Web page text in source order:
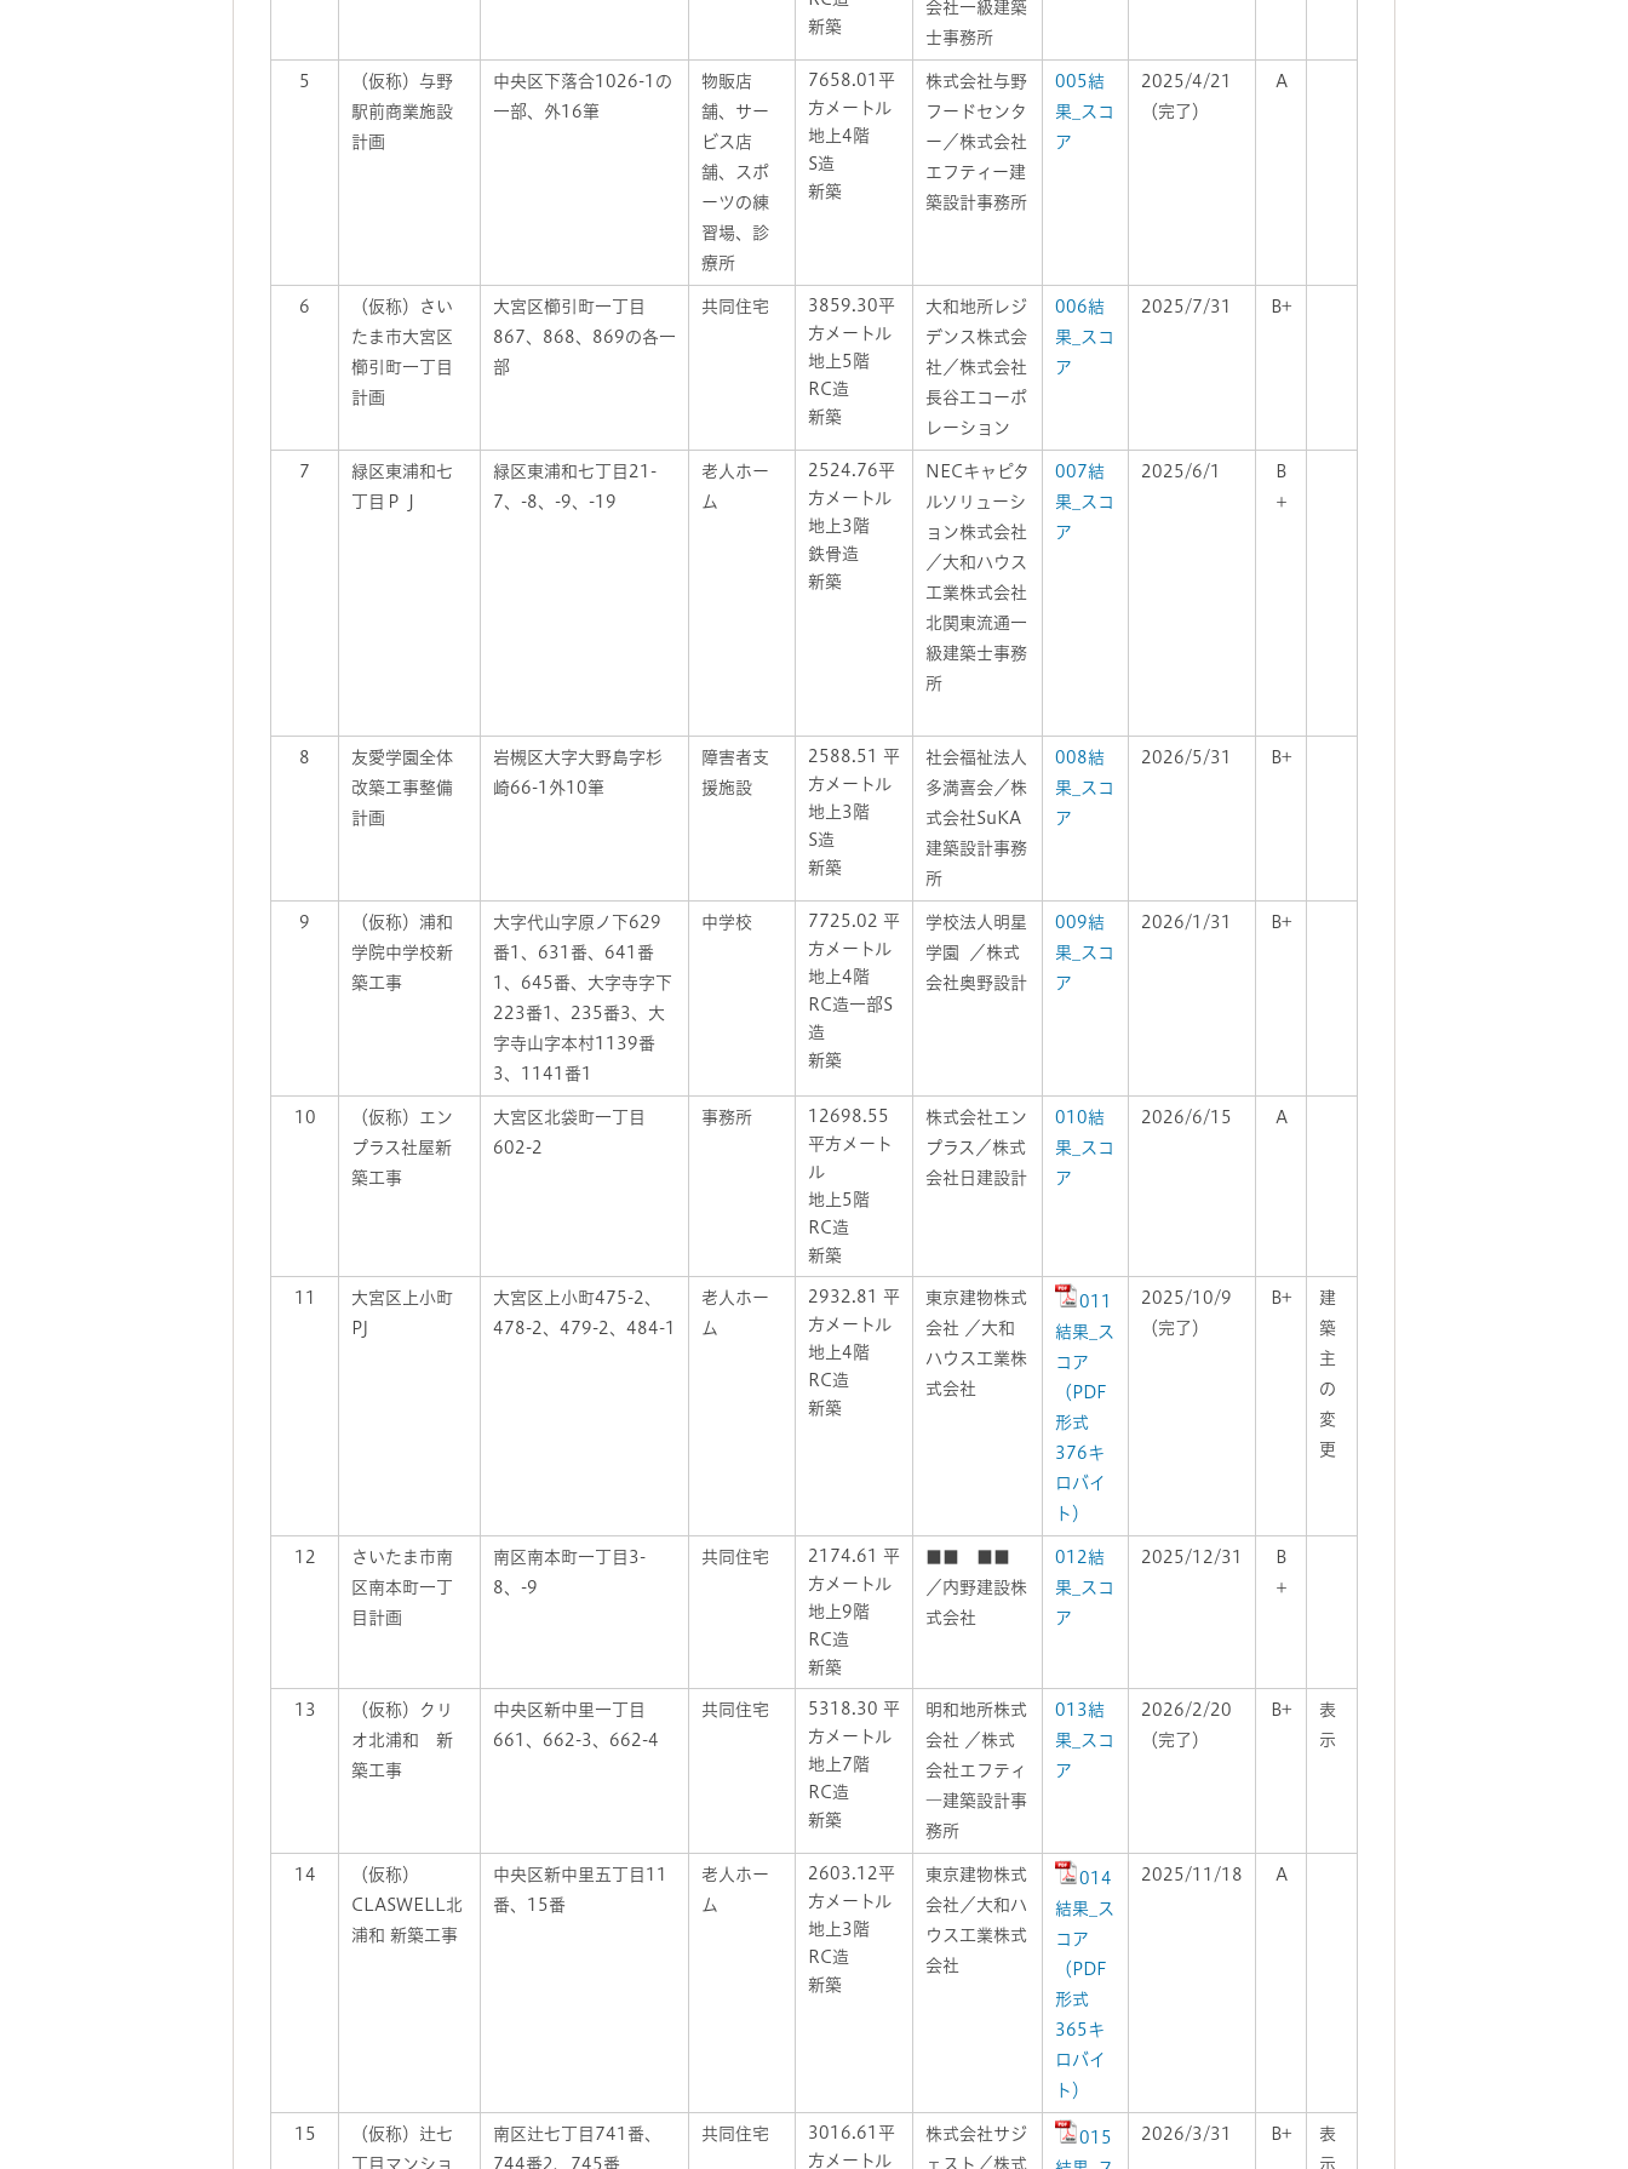
新築
会社一級建築
士事務所
5
（仮称）与野
駅前商業施設
計画
中央区下落合1026-1の
一部、外16筆
物販店
舗、サー
ビス店
舗、スポ
ーツの練
習場、診
療所
7658.01平
方メートル
地上4階
S造
新築
株式会社与野
フードセンタ
ー／株式会社
エフティー建
築設計事務所
005結
果_スコ
ア
2025/4/21
（完了）
A
6
（仮称）さい
たま市大宮区
櫛引町一丁目
計画
大宮区櫛引町一丁目
867、868、869の各一
部
共同住宅
3859.30平
方メートル
地上5階
RC造
新築
大和地所レジ
デンス株式会
社／株式会社
長谷工コーポ
レーション
006結
果_スコ
ア
2025/7/31 B+
7
緑区東浦和七
丁目ＰＪ
緑区東浦和七丁目21-
7、-8、-9、-19
老人ホー
ム
2524.76平
方メートル
地上3階
鉄骨造
新築
NECキャピタ
ルソリューシ
ョン株式会社
／大和ハウス
工業株式会社
北関東流通一
級建築士事務
所
007結
果_スコ
ア
2025/6/1
B
＋
8
友愛学園全体
改築工事整備
計画
岩槻区大字大野島字杉
崎66-1外10筆
障害者支
援施設
2588.51 平
方メートル
地上3階
S造
新築
社会福祉法人
多満喜会／株
式会社SuKA
建築設計事務
所
008結
果_スコ
ア
2026/5/31 B+
9
（仮称）浦和
学院中学校新
築工事
大字代山字原ノ下629
番1、631番、641番
1、645番、大字寺字下
223番1、235番3、大
字寺山字本村1139番
3、1141番1
中学校
7725.02 平
方メートル
地上4階
RC造一部S
造
新築
学校法人明星
学園 ／株式
会社奥野設計
009結
果_スコ
ア
2026/1/31 B+
10
（仮称）エン
プラス社屋新
築工事
大宮区北袋町一丁目
602-2
事務所
12698.55
平方メート
ル
地上5階
RC造
新築
株式会社エン
プラス／株式
会社日建設計
010結
果_スコ
ア
2026/6/15 A
11
大宮区上小町
PJ
大宮区上小町475-2、
478-2、479-2、484-1
老人ホー
ム
2932.81 平
方メートル
地上4階
RC造
新築
東京建物株式
会社 ／大和
ハウス工業株
式会社
011
結果_ス
コア
（PDF
形式
376キ
ロバイ
ト）
2025/10/9
（完了）
B+
建
築
主
の
変
更
12
さいたま市南
区南本町一丁
目計画
南区南本町一丁目3-
8、-9
共同住宅
2174.61 平
方メートル
地上9階
RC造
新築
／内野建設株
式会社
012結
果_スコ
ア
2025/12/31
B
＋
13
（仮称）クリ
オ北浦和 新
築工事
中央区新中里一丁目
661、662-3、662-4
共同住宅
5318.30 平
方メートル
地上7階
RC造
新築
明和地所株式
会社 ／株式
会社エフティ
―建築設計事
務所
013結
果_スコ
ア
2026/2/20
（完了）
B+
表
示
14
（仮称）
CLASWELL北
浦和 新築工事
中央区新中里五丁目11
番、15番
老人ホー
ム
2603.12平
方メートル
地上3階
RC造
新築
東京建物株式
会社／大和ハ
ウス工業株式
会社
014
結果_ス
コア
（PDF
形式
365キ
ロバイ
ト）
2025/11/18 A
15
（仮称）辻七
丁目マンショ
南区辻七丁目741番、
744番2、745番
共同住宅
3016.61平
方メートル
株式会社サジ
ェスト／株式
015
2026/3/31 B+
表
示